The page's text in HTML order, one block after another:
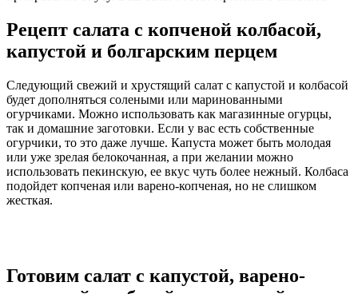
Рецепт салата с копченой колбасой,
капустой и болгарским перцем
Следующий свежий и хрустящий салат с капустой и колбасой
будет дополняться солеными или маринованными
огурчиками. Можно использовать как магазинные огурцы,
так и домашние заготовки. Если у вас есть собственные
огурчики, то это даже лучше. Капуста может быть молодая
или уже зрелая белокочанная, а при желании можно
использовать пекинскую, ее вкус чуть более нежный. Колбаса
подойдет копченая или варено-копченая, но не слишком
жесткая.
Готовим салат с капустой, варено-